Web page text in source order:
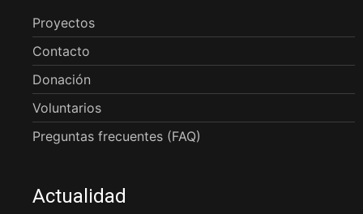
Proyectos
Contacto
Donación
Voluntarios
Preguntas frecuentes (FAQ)
Actualidad